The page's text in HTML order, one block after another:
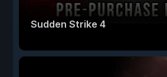
Sudden Strike 4